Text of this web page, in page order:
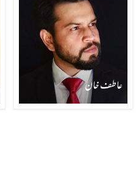
عاطف خان